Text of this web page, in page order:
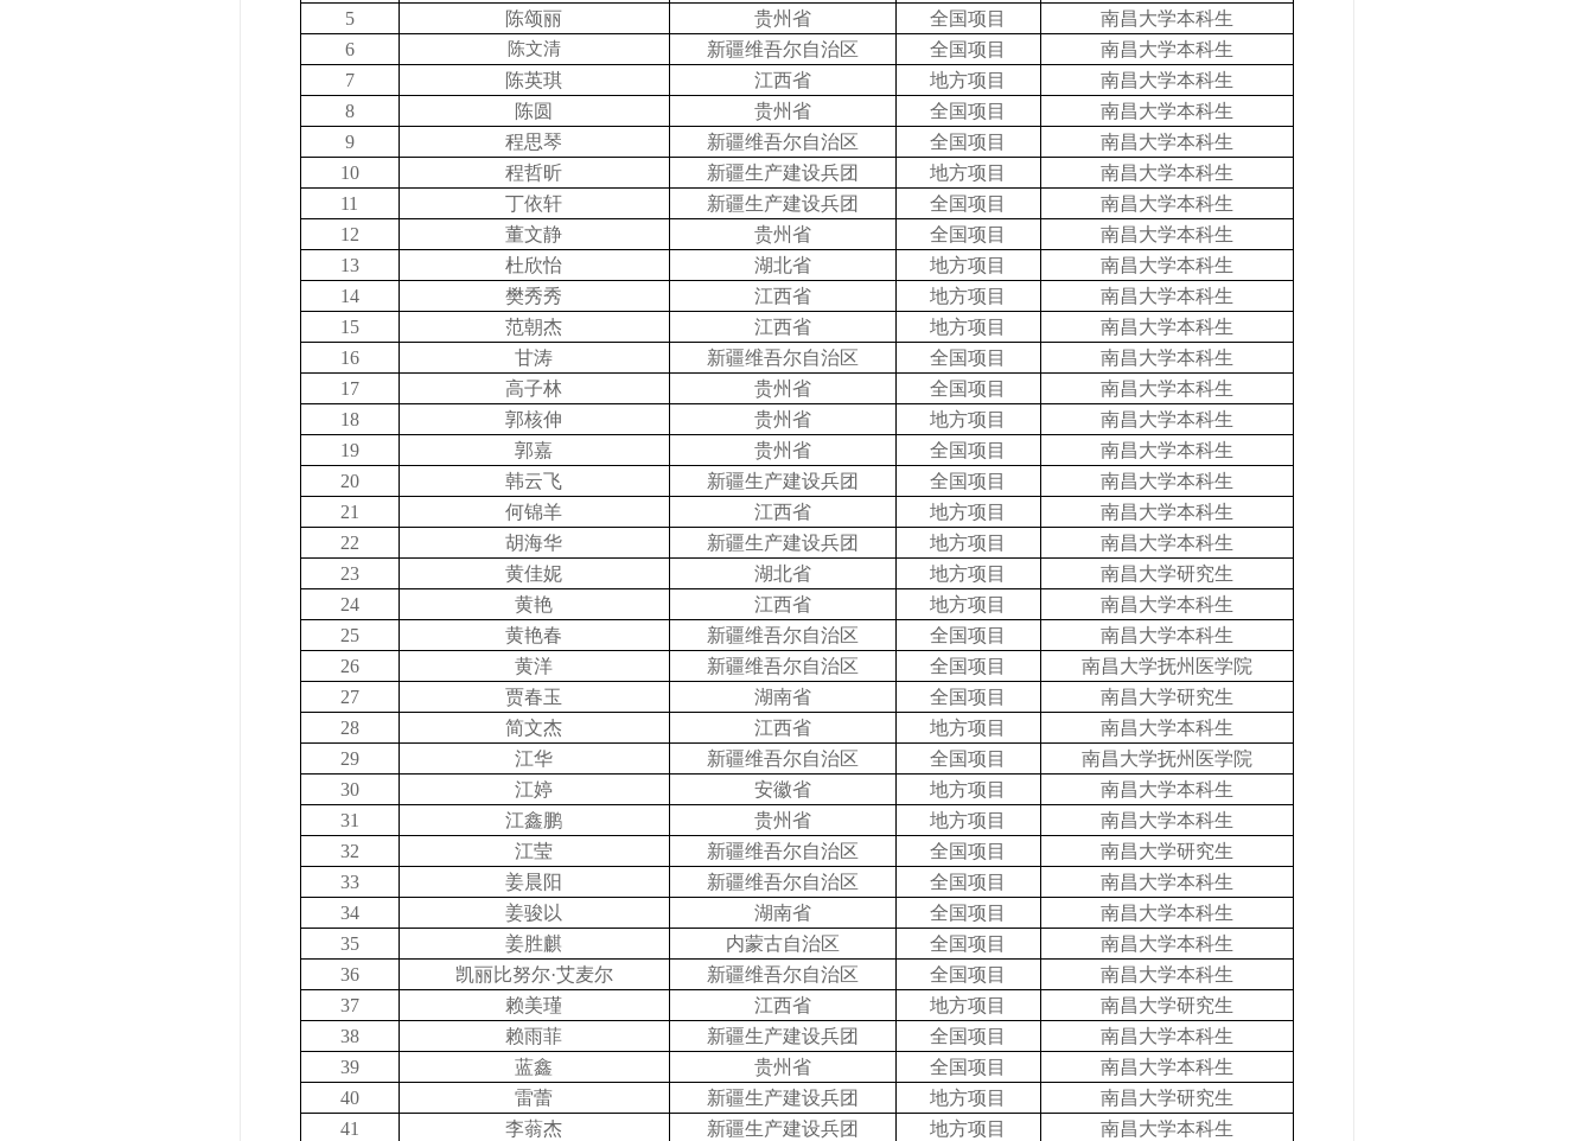
5
陈颂丽 贵州省 全国项目
南昌大学本科生
6
陈文清 新疆维吾尔自治区 全国项目
南昌大学本科生
7
陈英琪 江西省 地方项目
南昌大学本科生
8
陈圆 贵州省 全国项目
南昌大学本科生
9
程思琴 新疆维吾尔自治区 全国项目
南昌大学本科生
10
程哲昕 新疆生产建设兵团 地方项目
南昌大学本科生
11
丁依轩 新疆生产建设兵团 全国项目
南昌大学本科生
12
董文静 贵州省 全国项目
南昌大学本科生
13
杜欣怡 湖北省 地方项目
南昌大学本科生
14
樊秀秀 江西省 地方项目
南昌大学本科生
15
范朝杰 江西省 地方项目
南昌大学本科生
16
甘涛 新疆维吾尔自治区 全国项目
南昌大学本科生
17
高子林 贵州省 全国项目
南昌大学本科生
18
郭核伸 贵州省 地方项目
南昌大学本科生
19
郭嘉 贵州省 全国项目
南昌大学本科生
20
韩云飞 新疆生产建设兵团 全国项目
南昌大学本科生
21
何锦羊 江西省 地方项目
南昌大学本科生
22
胡海华 新疆生产建设兵团 地方项目
南昌大学本科生
23
黄佳妮 湖北省 地方项目
南昌大学研究生
24
黄艳 江西省 地方项目
南昌大学本科生
25
黄艳春 新疆维吾尔自治区 全国项目
南昌大学本科生
26
黄洋 新疆维吾尔自治区 全国项目
南昌大学抚州医学院
27
贾春玉 湖南省 全国项目
南昌大学研究生
28
简文杰 江西省 地方项目
南昌大学本科生
29
江华 新疆维吾尔自治区 全国项目
南昌大学抚州医学院
30
江婷 安徽省 地方项目
南昌大学本科生
31
江鑫鹏 贵州省 地方项目
南昌大学本科生
32
江莹 新疆维吾尔自治区 全国项目
南昌大学研究生
33
姜晨阳 新疆维吾尔自治区 全国项目
南昌大学本科生
34
姜骏以 湖南省 全国项目
南昌大学本科生
35
姜胜麒 内蒙古自治区 全国项目
南昌大学本科生
36
凯丽比努尔·艾麦尔 新疆维吾尔自治区 全国项目
南昌大学本科生
37
赖美瑾 江西省 地方项目
南昌大学研究生
38
赖雨菲 新疆生产建设兵团 全国项目
南昌大学本科生
39
蓝鑫 贵州省 全国项目
南昌大学本科生
40
雷蕾 新疆生产建设兵团 地方项目
南昌大学研究生
41
李蓊杰 新疆生产建设兵团 地方项目
南昌大学本科生